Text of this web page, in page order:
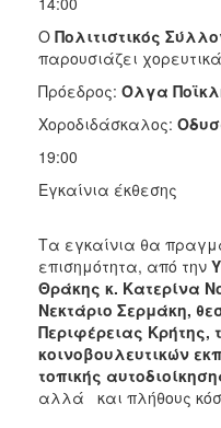
Ο Πολιτιστικός
παρουσιάζει
Πρόεδρος: Όλγα
Χοροδιδάσκαλος:
19:00
Εγκαίνια έκθεσης
Τα εγκαίνια θα
επισημότητα, από την
Θράκης κ. Κατερίνα
Νεκτάριο Σερμάκη,
Περιφέρειας Κρήτης,
κοινοβουλευτικών
τοπικής
αλλά
και πλήθους